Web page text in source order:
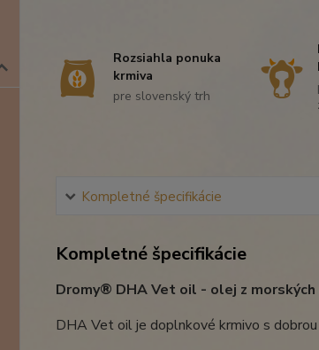
Rozsiahla ponuka
krmiva
pre slovenský trh
Kompletné špecifikácie
Kompletné špecifikácie
Dromy® DHA Vet oil - olej z
DHA Vet oil je doplnkové krmivo s dobrou